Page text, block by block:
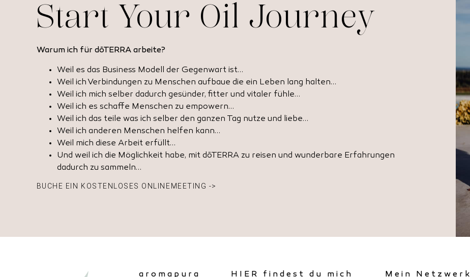
Start Your Oil Journey
Warum ich für dōTERRA arbeite?
Weil es das Business Modell der Gegenwart ist…
Weil ich Verbindungen zu Menschen aufbaue die ein Leben lang halten…
Weil ich mich selber dadurch gesünder, fitter und vitaler fühle…
Weil ich es schaffe Menschen zu empowern…
Weil ich das teile was ich selber den ganzen Tag nutze und liebe…
Weil ich anderen Menschen helfen kann…
Weil mich diese Arbeit erfüllt…
Und weil ich die Möglichkeit habe, mit dōTERRA zu reisen und wunderbare Erfahrungen
dadurch zu sammeln…
BUCHE EIN KOSTENLOSES ONLINEMEETING ->
aromapura HIER findest du mich Mein Netzwerk